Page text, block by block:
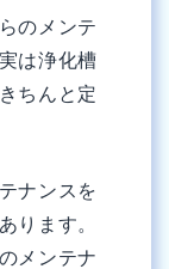
のメンテ
は浄化槽
ちんと定
ナンスを
ります。
メンテナ